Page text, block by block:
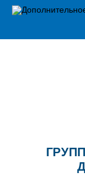
Список документов